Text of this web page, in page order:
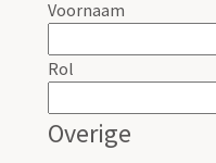
Voornaam
Rol
Overige